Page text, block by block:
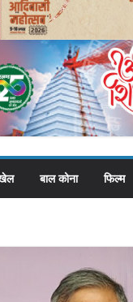
बाल कोना फिल्म